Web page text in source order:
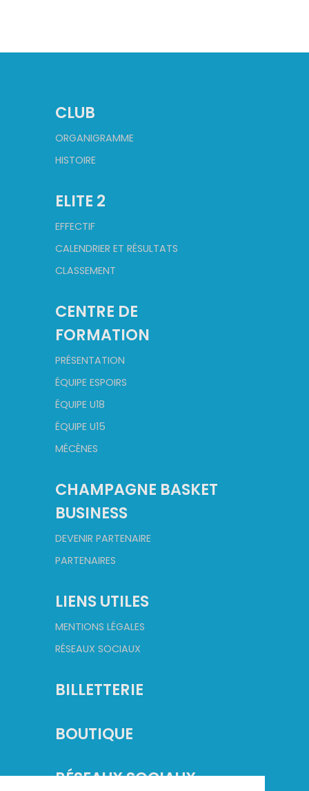
CLUB
ORGANIGRAMME
HISTOIRE
ELITE 2
EFFECTIF
CALENDRIER ET RÉSULTATS
CLASSEMENT
CENTRE DE
FORMATION
PRÉSENTATION
ÉQUIPE ESPOIRS
ÉQUIPE U18
ÉQUIPE U15
MÉCÈNES
CHAMPAGNE BASKET
BUSINESS
DEVENIR PARTENAIRE
PARTENAIRES
LIENS UTILES
MENTIONS LÉGALES
RÉSEAUX SOCIAUX
BILLETTERIE
BOUTIQUE
RÉSEAUX SOCIAUX